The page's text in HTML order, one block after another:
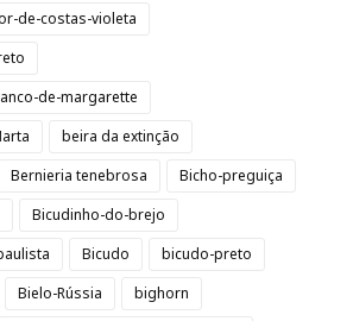
de-costas-violeta
de-margarette
beira da extinção
Bernieria tenebrosa
Bicho-preguiça
Bicudinho-do-brejo
Bicudo
bicudo-preto
Bielo-Rússia
bighorn